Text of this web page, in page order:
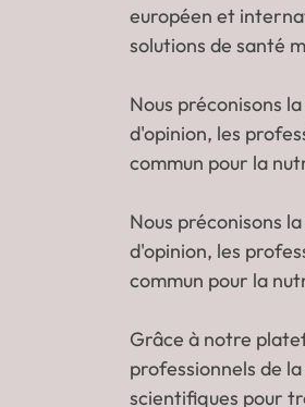
européen et
solutions de santé
Nous préconisons
d'opinion, les
commun pour la
Nous préconisons
d'opinion, les
commun pour la
Grâce à notre
professionnels de
scientifiques pour